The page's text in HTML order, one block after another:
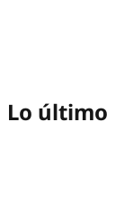
Lo último